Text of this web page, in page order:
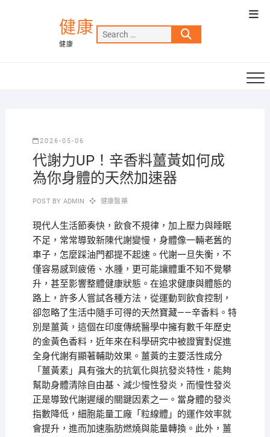
健康
健康
Search
…
2026-05-06
代謝力UP！辛香料薑黃如何成
為你身體的天然加速器
POST BY ADMIN 健康醫藥
現代人生活節奏快，飲食不規律，加上壓力與睡眠
不足，常常導致新陳代謝變慢，身體像一輛老舊的
車子，怎麼踩油門都提不起速。代謝一旦失衡，不
僅容易感到疲倦、水腫，更可能讓體重不知不覺攀
升，甚至影響整體健康狀態。在追求健康與體態的
路上，許多人嘗試各種方法，從運動到飲食控制，
卻忽略了生活中隨手可得的天然寶藏——辛香料。特
別是薑黃，這個在印度傳統醫學中擁有數千年歷史
的金黃色香料，近年來在科學研究中被證實對促進
全身代謝有顯著輔助效果。薑黃的主要活性成分
「薑黃素」具有強大的抗氧化與抗發炎特性，能夠
幫助身體清除自由基、減少慢性發炎，而慢性發炎
正是導致代謝遲緩的關鍵因素之一。當身體的發炎
指數降低，細胞能量工廠「粒線體」的運作效率就
會提升，進而加速脂肪燃燒與能量轉換。此外，薑